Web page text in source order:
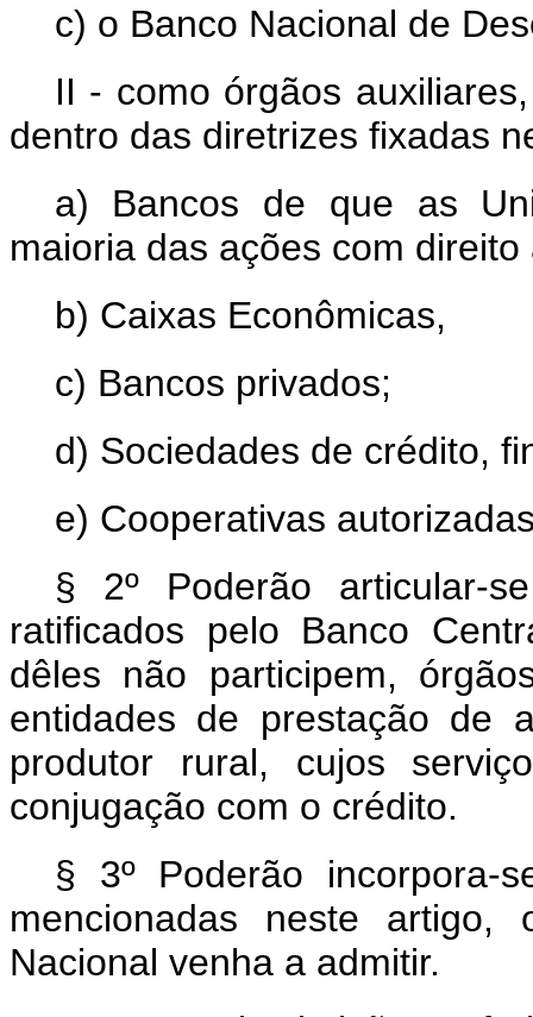
c) o Banco Nacional de
II - como órgãos
dentro das diretrizes fixadas
a) Bancos de que as
maioria das ações com direito
b) Caixas Econômicas,
c) Bancos privados;
d) Sociedades de crédito,
e) Cooperativas
§ 2º Poderão articular-
ratificados pelo Banco
dêles não participem,
entidades de prestação de
produtor rural, cujos
conjugação com o crédito.
§ 3º Poderão incorpora-
mencionadas neste artigo,
Nacional venha a admitir.